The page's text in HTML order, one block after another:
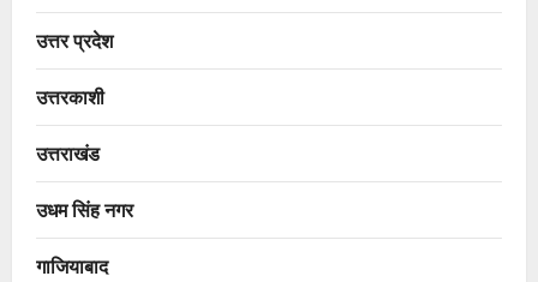
उत्तर प्रदेश
उत्तरकाशी
उत्तराखंड
उधम सिंह नगर
गाजियाबाद